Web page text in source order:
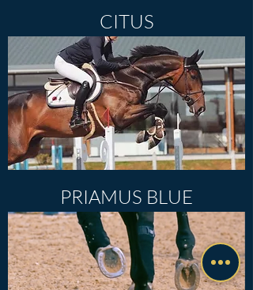
CITUS
PRIAMUS BLUE